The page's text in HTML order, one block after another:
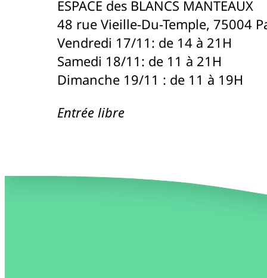
ESPACE des BLANCS MANTEAUX
48 rue Vieille-Du-Temple, 75004
Vendredi 17/11: de 14 à 21H
Samedi 18/11: de 11 à 21H
Dimanche 19/11 : de 11 à 19H
Entrée libre